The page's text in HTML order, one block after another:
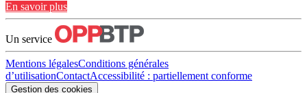
En savoir plus
Un service
Mentions légalesConditions générales
d’utilisationContactAccessibilité : partiellement conforme
Gestion des cookies